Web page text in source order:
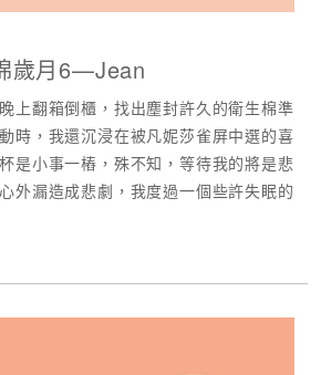
歲月6—Jean
上翻箱倒櫃，找出塵封許久的衛生棉準
時，我還沉浸在被凡妮莎雀屏中選的喜
是小事一樁，殊不知，等待我的將是悲
外漏造成悲劇，我度過一個些許失眠的